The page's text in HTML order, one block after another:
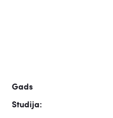
Gads
Studija: